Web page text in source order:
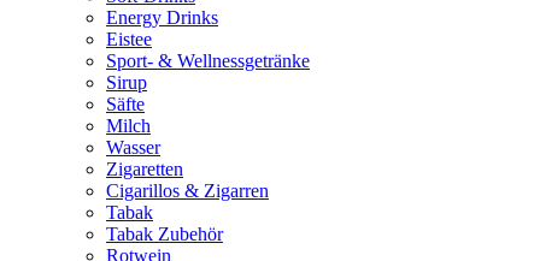
Energy Drinks
Eistee
Sport- & Wellnessgetränke
Sirup
Säfte
Milch
Wasser
Zigaretten
Cigarillos & Zigarren
Tabak
Tabak Zubehör
Rotwein